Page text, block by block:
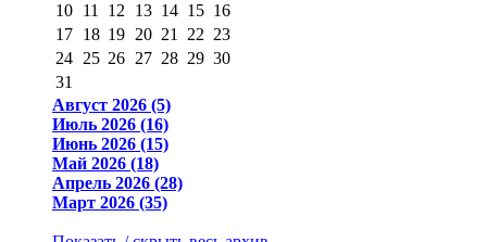
10 11 12 13 14 15 16
17 18 19 20 21 22 23
24 25 26 27 28 29 30
31
Август 2026 (5)
Июль 2026 (16)
Июнь 2026 (15)
Май 2026 (18)
Апрель 2026 (28)
Март 2026 (35)